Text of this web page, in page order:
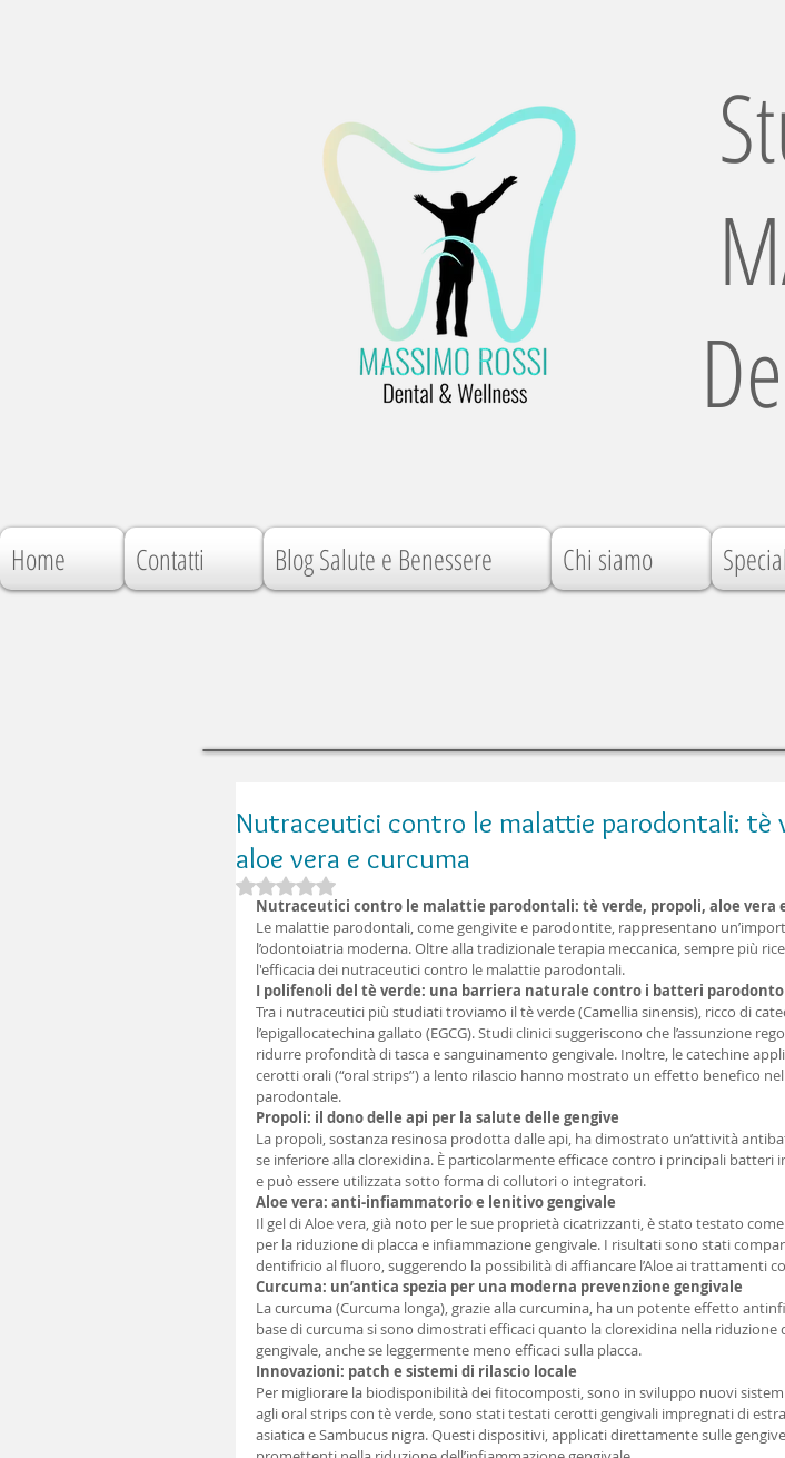
Home Contatti Blog Salute e Benessere Chi siamo
Nutraceutici contro le malattie parodontali: tè
aloe vera e curcuma
Valutazione NaN stelle su 5.
Nutraceutici contro le malattie parodontali: tè verde, propoli, aloe vera
Le malattie parodontali, come gengivite e parodontite, rappresentano
l’odontoiatria moderna. Oltre alla tradizionale terapia meccanica, sempre più
l'efficacia dei nutraceutici contro le malattie parodontali.
I polifenoli del tè verde: una barriera naturale contro i batteri
Tra i nutraceutici più studiati troviamo il tè verde (Camellia sinensis), ricco di
l’epigallocatechina gallato (EGCG). Studi clinici suggeriscono che l’assunzione
ridurre profondità di tasca e sanguinamento gengivale. Inoltre, le catechine
cerotti orali (“oral strips”) a lento rilascio hanno mostrato un effetto benefico
parodontale.
Propoli: il dono delle api per la salute delle gengive
La propoli, sostanza resinosa prodotta dalle api, ha dimostrato un’attività
se inferiore alla clorexidina. È particolarmente efficace contro i principali batteri
e può essere utilizzata sotto forma di collutori o integratori.
Aloe vera: anti-infiammatorio e lenitivo gengivale
Il gel di Aloe vera, già noto per le sue proprietà cicatrizzanti, è stato testato
per la riduzione di placca e infiammazione gengivale. I risultati sono stati
dentifricio al fluoro, suggerendo la possibilità di affiancare l’Aloe ai trattamenti
Curcuma: un’antica spezia per una moderna prevenzione gengivale
La curcuma (Curcuma longa), grazie alla curcumina, ha un potente effetto
base di curcuma si sono dimostrati efficaci quanto la clorexidina nella riduzione
gengivale, anche se leggermente meno efficaci sulla placca.
Innovazioni: patch e sistemi di rilascio locale
Per migliorare la biodisponibilità dei fitocomposti, sono in sviluppo nuovi
agli oral strips con tè verde, sono stati testati cerotti gengivali impregnati di
asiatica e Sambucus nigra. Questi dispositivi, applicati direttamente sulle